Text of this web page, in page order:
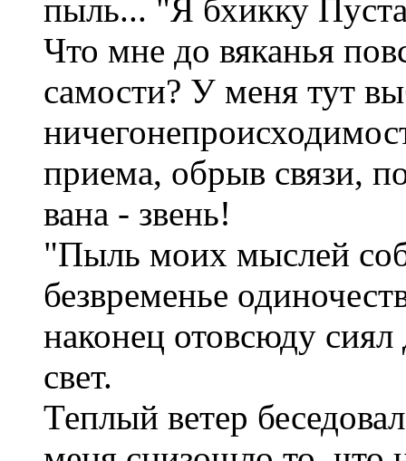
пыль... "Я бхикку
Что мне до вяканья
самости? У меня тут
приема, обрыв связи,
вана - звень!
"Пыль моих мыслей
безвременье
наконец отовсюду
свет.
Теплый ветер